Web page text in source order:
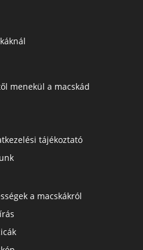
menekül a macskád
tájékoztató
a macskákról